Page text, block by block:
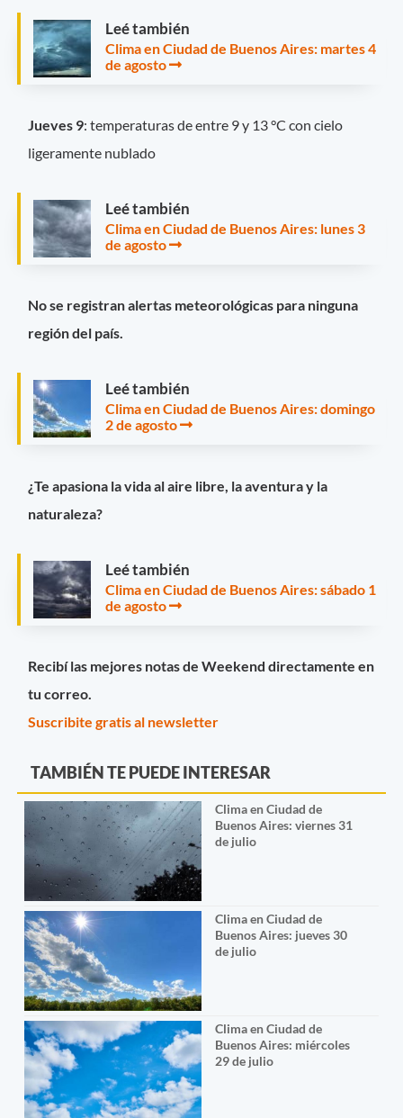
Leé también
Clima en Ciudad de Buenos Aires: martes 4
de agosto
Jueves 9: temperaturas de entre 9 y 13 °C con cielo
ligeramente nublado
Leé también
Clima en Ciudad de Buenos Aires: lunes 3
de agosto
No se registran alertas meteorológicas para ninguna
región del país.
Leé también
Clima en Ciudad de Buenos Aires: domingo
2 de agosto
¿Te apasiona la vida al aire libre, la aventura y la
naturaleza?
Leé también
Clima en Ciudad de Buenos Aires: sábado 1
de agosto
Recibí las mejores notas de Weekend directamente en
tu correo.
Suscribite gratis al newsletter
TAMBIÉN TE PUEDE INTERESAR
Clima en Ciudad de
Buenos Aires: viernes 31
de julio
Clima en Ciudad de
Buenos Aires: jueves 30
de julio
Clima en Ciudad de
Buenos Aires: miércoles
29 de julio